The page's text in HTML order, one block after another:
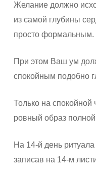
Желание должно
из самой глубины
просто формальным.
При этом Ваш ум
спокойным подобно
Только на спокойной
ровный образ
На 14-й день
записав на 14-м